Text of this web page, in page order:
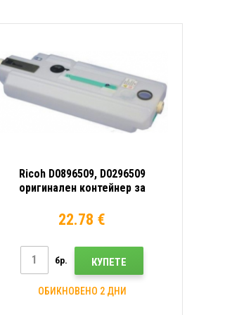
Ricoh D0896509, D0296509
оригинален контейнер за
22.78 €
бр. КУПЕТЕ
ОБИКНОВЕНО 2 ДНИ